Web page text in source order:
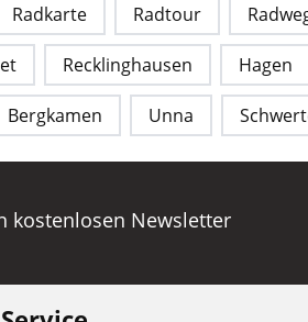
Radkarte Radtour
Recklinghausen Hagen
Bergkamen Unna
kostenlosen Newsletter